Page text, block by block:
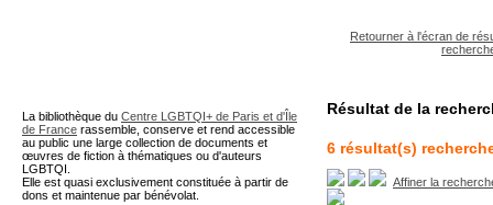
Retourner à l'écran de
Résultat de la
6 résultat(s)
Affiner la
La bibliothèque du Centre LGBTQI+ de Paris et d'Île
de France rassemble, conserve et rend accessible
au public une large collection de documents et
œuvres de fiction à thématiques ou d'auteurs
LGBTQI.
Elle est quasi exclusivement constituée à partir de
dons et maintenue par bénévolat.